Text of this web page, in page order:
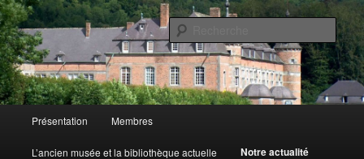
Aller
au
contenu
principalCercle Royal d'Histoire et de
Folklore
de Marchin-Vyle
principal
Présentation Membres
L’ancien musée et la bibliothèque actuelle Notre actualité